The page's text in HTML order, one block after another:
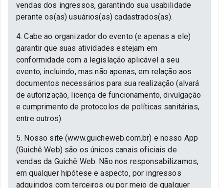
vendas dos ingressos, garantindo sua usabilidade
perante os(as) usuários(as) cadastrados(as).
4. Cabe ao organizador do evento (e apenas a ele)
garantir que suas atividades estejam em
conformidade com a legislação aplicável a seu
evento, incluindo, mas não apenas, em relação aos
documentos necessários para sua realização (alvará
de autorização, licença de funcionamento, divulgação
e cumprimento de protocolos de políticas sanitárias,
entre outros).
5. Nosso site (www.guicheweb.com.br) e nosso App
(Guichê Web) são os únicos canais oficiais de
vendas da Guichê Web. Não nos responsabilizamos,
em qualquer hipótese e aspecto, por ingressos
adquiridos com terceiros ou por meio de qualquer